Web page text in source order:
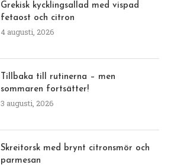
Grekisk kycklingsallad med vispad
fetaost och citron
4 augusti, 2026
Tillbaka till rutinerna – men
sommaren fortsätter!
3 augusti, 2026
Skreitorsk med brynt citronsmör och
parmesan